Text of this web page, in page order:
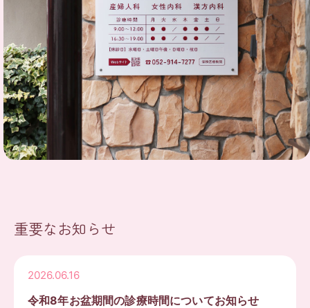
重要なお知らせ
2026.06.16
令和8年お盆期間の診療時間についてお知らせ